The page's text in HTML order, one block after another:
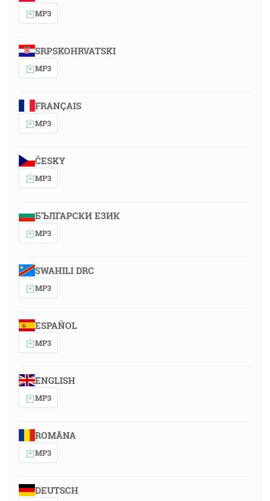
MP3
SRPSKOHRVATSKI
MP3
FRANÇAIS
MP3
ČESKY
MP3
БЪЛГАРСКИ ЕЗИК
MP3
SWAHILI DRC
MP3
ESPAÑOL
MP3
ENGLISH
MP3
ROMÂNA
MP3
DEUTSCH